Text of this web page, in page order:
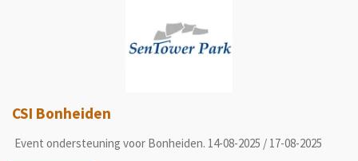
CSI Bonheiden
Event ondersteuning voor Bonheiden. 14-08-2025 / 17-08-2025